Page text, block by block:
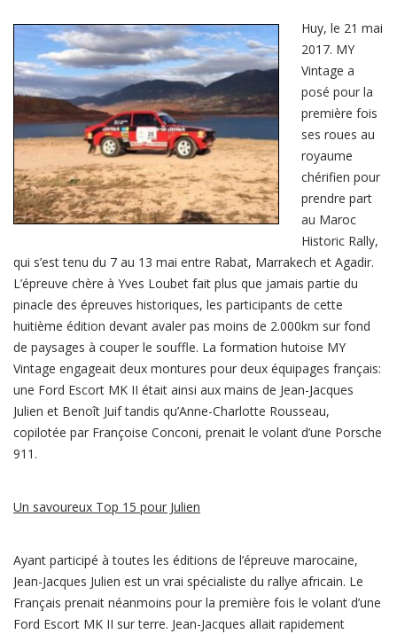
son
baptême
du
Maroc
Historic
Rally
Huy, le 21 mai
2017. MY
Vintage a
posé pour la
première fois
ses roues au
royaume
chérifien pour
prendre part
au Maroc
Historic Rally,
qui s’est tenu du 7 au 13 mai entre Rabat, Marrakech et Agadir.
L’épreuve chère à Yves Loubet fait plus que jamais partie du
pinacle des épreuves historiques, les participants de cette
huitième édition devant avaler pas moins de 2.000km sur fond
de paysages à couper le souffle. La formation hutoise MY
Vintage engageait deux montures pour deux équipages français:
une Ford Escort MK II était ainsi aux mains de Jean-Jacques
Julien et Benoît Juif tandis qu’Anne-Charlotte Rousseau,
copilotée par Françoise Conconi, prenait le volant d’une Porsche
911.
Un savoureux Top 15 pour Julien
Ayant participé à toutes les éditions de l’épreuve marocaine,
Jean-Jacques Julien est un vrai spécialiste du rallye africain. Le
Français prenait néanmoins pour la première fois le volant d’une
Ford Escort MK II sur terre. Jean-Jacques allait rapidement